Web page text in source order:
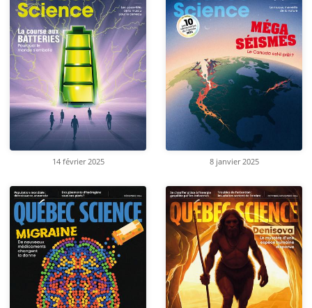
14 février 2025 8 janvier 2025